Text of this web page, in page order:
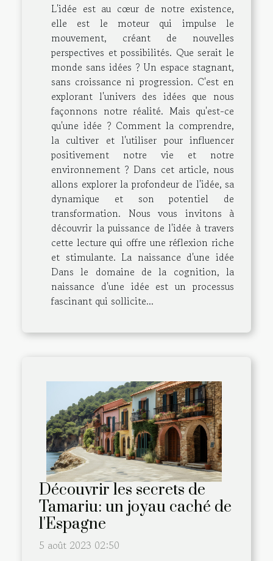
L'idée est au cœur de notre existence,
elle est le moteur qui impulse le
mouvement, créant de nouvelles
perspectives et possibilités. Que serait le
monde sans idées ? Un espace stagnant,
sans croissance ni progression. C'est en
explorant l'univers des idées que nous
façonnons notre réalité. Mais qu'est-ce
qu'une idée ? Comment la comprendre,
la cultiver et l'utiliser pour influencer
positivement notre vie et notre
environnement ? Dans cet article, nous
allons explorer la profondeur de l'idée, sa
dynamique et son potentiel de
transformation. Nous vous invitons à
découvrir la puissance de l'idée à travers
cette lecture qui offre une réflexion riche
et stimulante. La naissance d'une idée
Dans le domaine de la cognition, la
naissance d'une idée est un processus
fascinant qui sollicite...
Découvrir les secrets de
Tamariu: un joyau caché de
l'Espagne
5 août 2023 02:50